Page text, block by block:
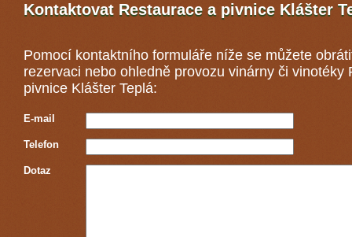
Kontaktovat Restaurace a pivnice Klášter
Pomocí kontaktního formuláře níže se můžete
rezervaci nebo ohledně provozu vinárny či vinotéky
pivnice Klášter Teplá:
E-mail
Telefon
Dotaz